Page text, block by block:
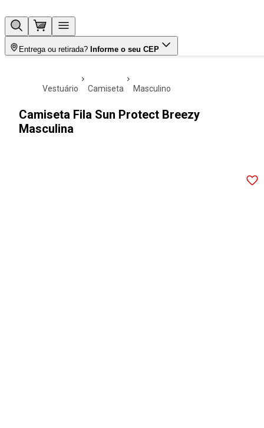
Entrega ou retirada? Informe o seu CEP
vestuário camiseta masculino
Camiseta Fila Sun Protect Breezy
Masculina